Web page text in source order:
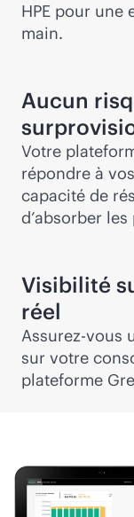
HPE pour une
main.
Aucun
Votre
répondre à
capacité de
d’absorber
Visibilité
réel
Assurez-vous
sur votre
plateforme